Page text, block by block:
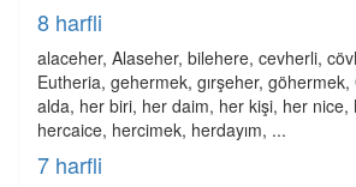
8 harfli
alaceher, Alaseher, bilehere, cevherli,
Eutheria, gehermek, gırşeher,
alda, her biri, her daim, her kişi, her nice,
hercaice, hercimek, herdayım, ...
7 harfli